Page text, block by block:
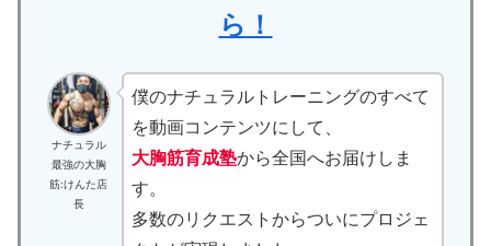
ら！
ナチュラル
最強の大胸
筋:けんた店
長
僕のナチュラルトレーニングのすべて
を動画コンテンツにして、
大胸筋育成塾から全国へお届けしま
す。
多数のリクエストからついにプロジェ